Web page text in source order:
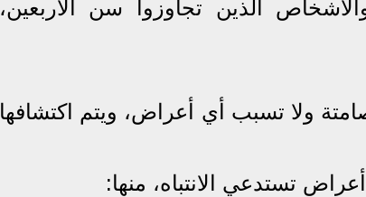
الذين تجاوزوا سن الأربعين،
ولا تسبب أي أعراض، ويتم اكتشافها
تستدعي الانتباه، منها: